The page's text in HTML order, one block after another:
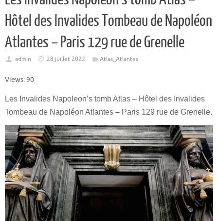
Hôtel des Invalides Tombeau de Napoléon
Atlantes – Paris 129 rue de Grenelle
admin 28 juillet 2022 Atlas_Atlantes
Views: 90
Les Invalides Napoleon’s tomb Atlas – Hôtel des Invalides
Tombeau de Napoléon Atlantes – Paris 129 rue de Grenelle.